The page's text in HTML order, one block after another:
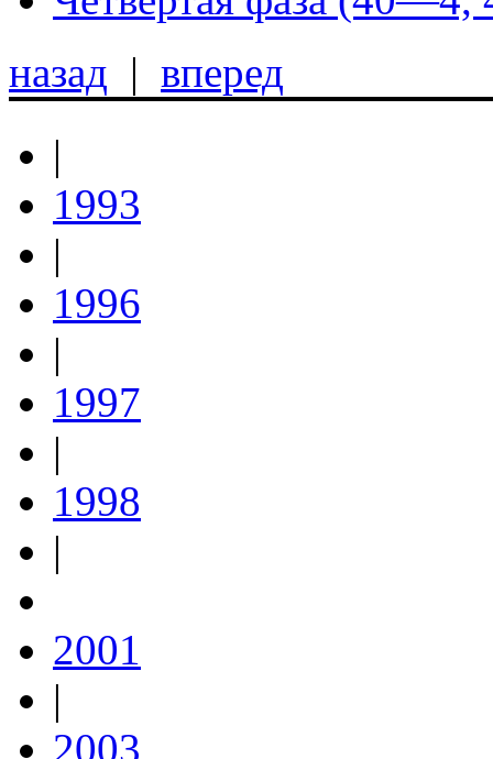
назад | вперед
|
1993
|
1996
|
1997
|
1998
|
2001
|
2003